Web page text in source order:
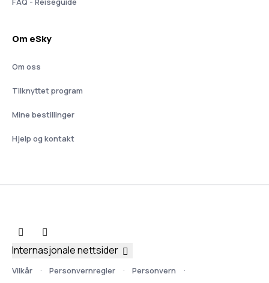
Om eSky
Om oss
Tilknyttet program
Mine bestillinger
Hjelp og kontakt
Vilkår Personvernregler Personvern
Internasjonale nettsider